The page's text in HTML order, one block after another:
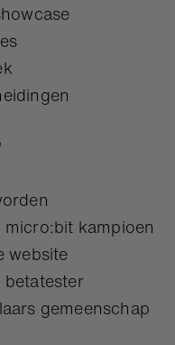
micro:bit kampioen
website
betatester
gemeenschap